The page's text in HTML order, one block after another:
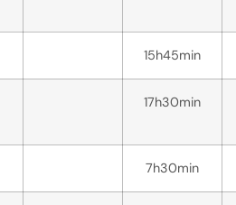
15h45min
17h30min
7h30min